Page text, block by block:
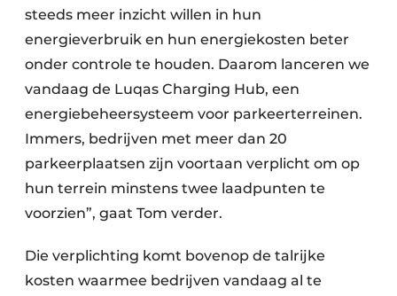
steeds meer inzicht willen in hun
energieverbruik en hun energiekosten beter
onder controle te houden. Daarom lanceren we
vandaag de Luqas Charging Hub, een
energiebeheersysteem voor parkeerterreinen.
Immers, bedrijven met meer dan 20
parkeerplaatsen zijn voortaan verplicht om op
hun terrein minstens twee laadpunten te
voorzien”, gaat Tom verder.
Die verplichting komt bovenop de talrijke
kosten waarmee bedrijven vandaag al te